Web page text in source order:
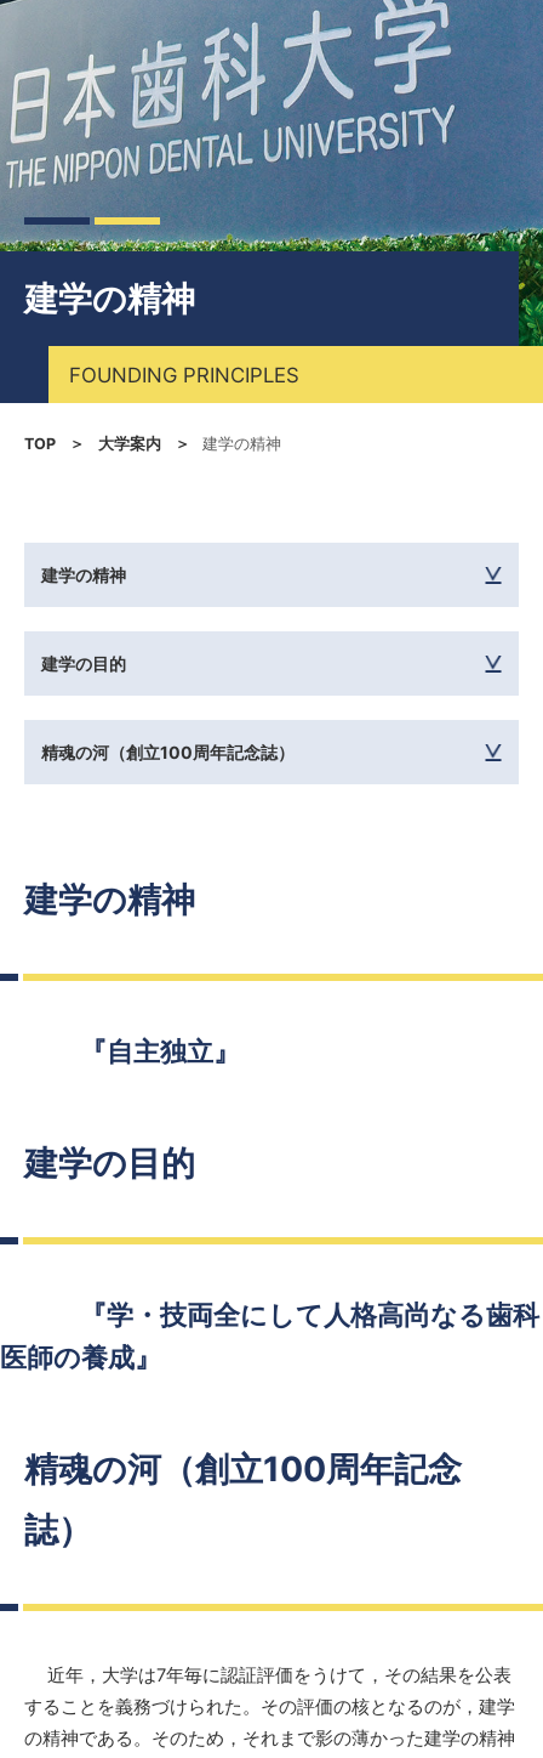
建学の精神
FOUNDING PRINCIPLES
TOP 大学案内 建学の精神
建学の精神
建学の目的
精魂の河（創立100周年記念誌）
建学の精神
『自主独立』
建学の目的
『学・技両全にして人格高尚なる歯科
医師の養成』
精魂の河（創立100周年記念
誌）
近年，大学は7年毎に認証評価をうけて，その結果を公表
することを義務づけられた。その評価の核となるのが，建学
の精神である。そのため，それまで影の薄かった建学の精神